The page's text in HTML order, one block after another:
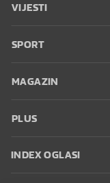
VIJESTI
SPORT
MAGAZIN
PLUS
INDEX OGLASI